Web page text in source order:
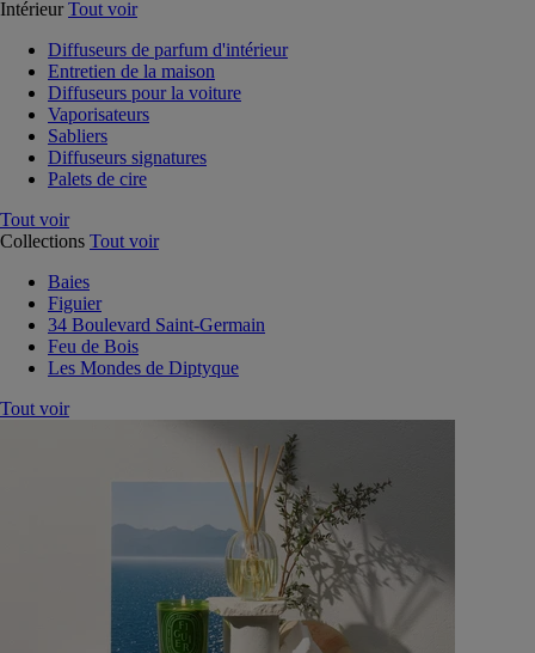
Intérieur Tout voir
Diffuseurs de parfum d'intérieur
Entretien de la maison
Diffuseurs pour la voiture
Vaporisateurs
Sabliers
Diffuseurs signatures
Palets de cire
Tout voir
Collections Tout voir
Baies
Figuier
34 Boulevard Saint-Germain
Feu de Bois
Les Mondes de Diptyque
Tout voir